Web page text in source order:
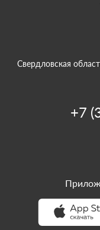
Свердловская
+7